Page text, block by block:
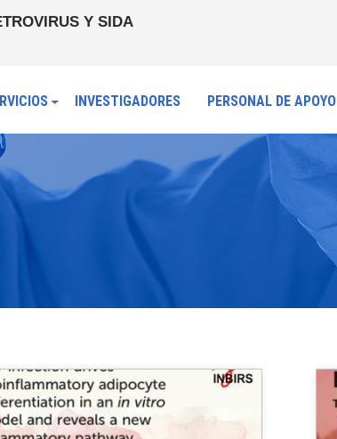
Y SIDA
INVESTIGADORES PERSONAL DE APOYO